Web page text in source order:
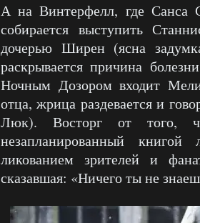
А на Винтерфелл, где Санса
собирается выступить
дочерью Ширен (ясна
раскрывается причина
Ночным Дозором входит
отца, жрица раздевается и
Люк). Восторг от того,
незапланированный
ликованием зрителей и
сказавшая: «Ничего ты не